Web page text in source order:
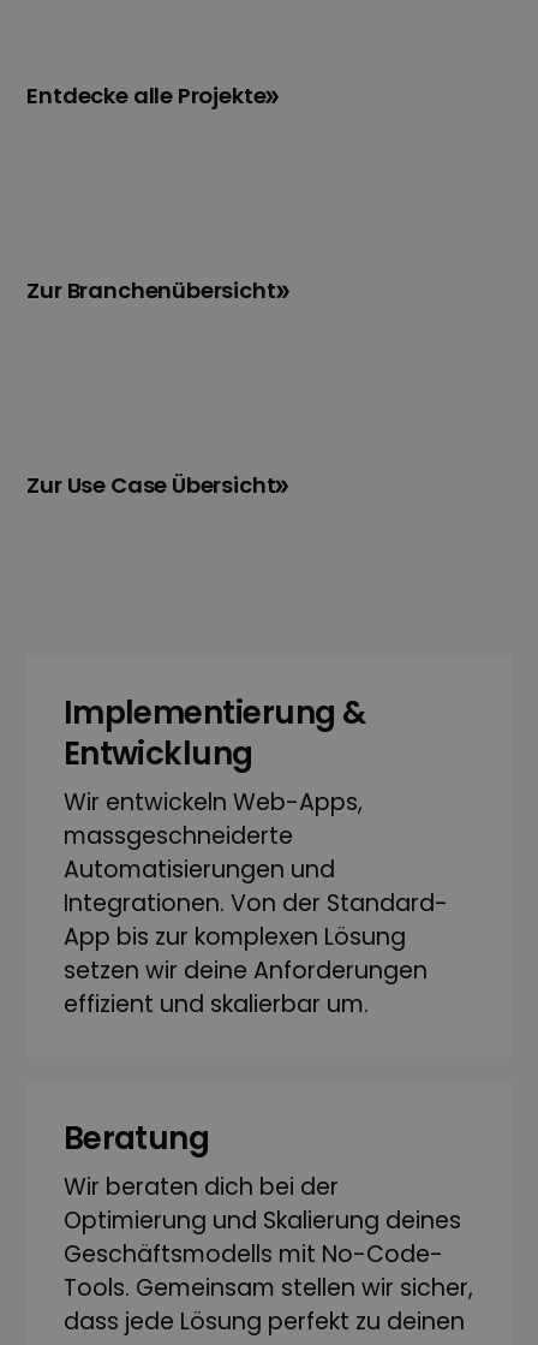
Entdecke alle Projekte
Zur Branchenübersicht
Zur Use Case Übersicht
Implementierung &
Entwicklung
Wir entwickeln Web-Apps,
massgeschneiderte
Automatisierungen und
Integrationen. Von der Standard-
App bis zur komplexen Lösung
setzen wir deine Anforderungen
effizient und skalierbar um.
Beratung
Wir beraten dich bei der
Optimierung und Skalierung deines
Geschäftsmodells mit No-Code-
Tools. Gemeinsam stellen wir sicher,
dass jede Lösung perfekt zu deinen